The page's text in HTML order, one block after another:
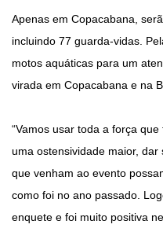
Apenas em Copacabana,
incluindo 77 guarda-vidas.
motos aquáticas para um
virada em Copacabana e na
“Vamos usar toda a força
uma ostensividade maior,
que venham ao evento
como foi no ano passado.
enquete e foi muito positiva